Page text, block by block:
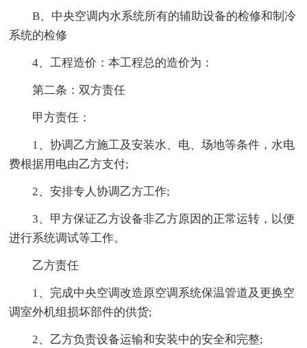
B、中央空调内水系统所有的辅助设备的检修和制冷
系统的检修
4、工程造价：本工程总的造价为：
第二条：双方责任
甲方责任：
1、协调乙方施工及安装水、电、场地等条件，水电
费根据用电由乙方支付;
2、安排专人协调乙方工作;
3、甲方保证乙方设备非乙方原因的正常运转，以便
进行系统调试等工作。
乙方责任
1、完成中央空调改造原空调系统保温管道及更换空
调室外机组损坏部件的供货;
2、乙方负责设备运输和安装中的安全和完整;